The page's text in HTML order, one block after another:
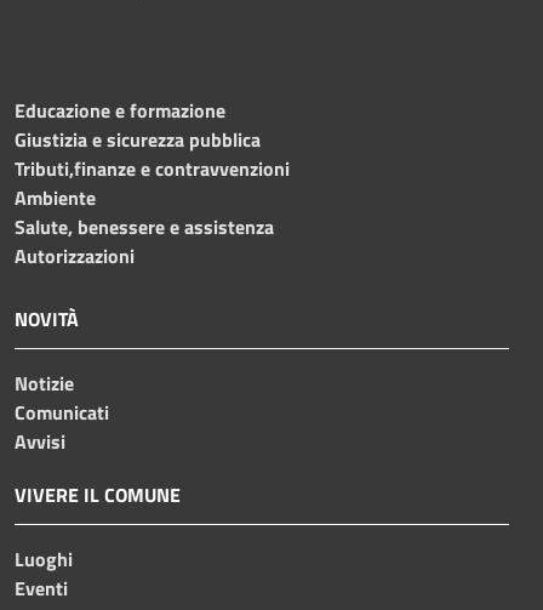
Educazione e formazione
Giustizia e sicurezza pubblica
Tributi,finanze e contravvenzioni
Ambiente
Salute, benessere e assistenza
Autorizzazioni
NOVITÀ
Notizie
Comunicati
Avvisi
VIVERE IL COMUNE
Luoghi
Eventi